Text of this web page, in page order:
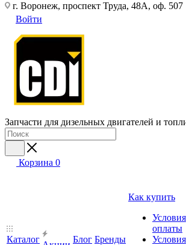
г. Воронеж, проспект Труда, 48А, оф. 507
Войти
Запчасти для дизельных двигателей и
Корзина 0
Каталог Блог Бренды
Как купить
Условия
оплаты
Условия